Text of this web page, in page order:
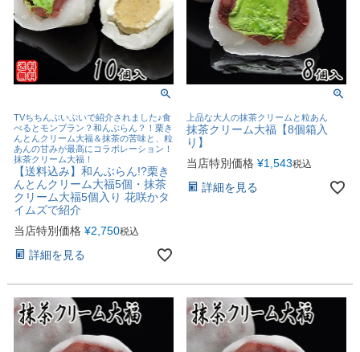
TVちちんぷいぷいで紹介されました♪食
べるとモンブラン？和んぶらん？！栗き
んとんクリーム大福＆抹茶の苦味と、粒
あんの甘みが最高にコラボレーション！
抹茶クリーム大福！
【送料込み】和んぶらん!?栗き
んとんクリーム大福5個・抹茶
クリーム大福5個入り 花咲かタ
イムズで紹介
当店特別価格 ¥2,750税込
詳細を見る
上品な大人の抹茶クリームと粒あん
抹茶クリーム大福【8個箱入
り】
当店特別価格 ¥1,543税込
詳細を見る